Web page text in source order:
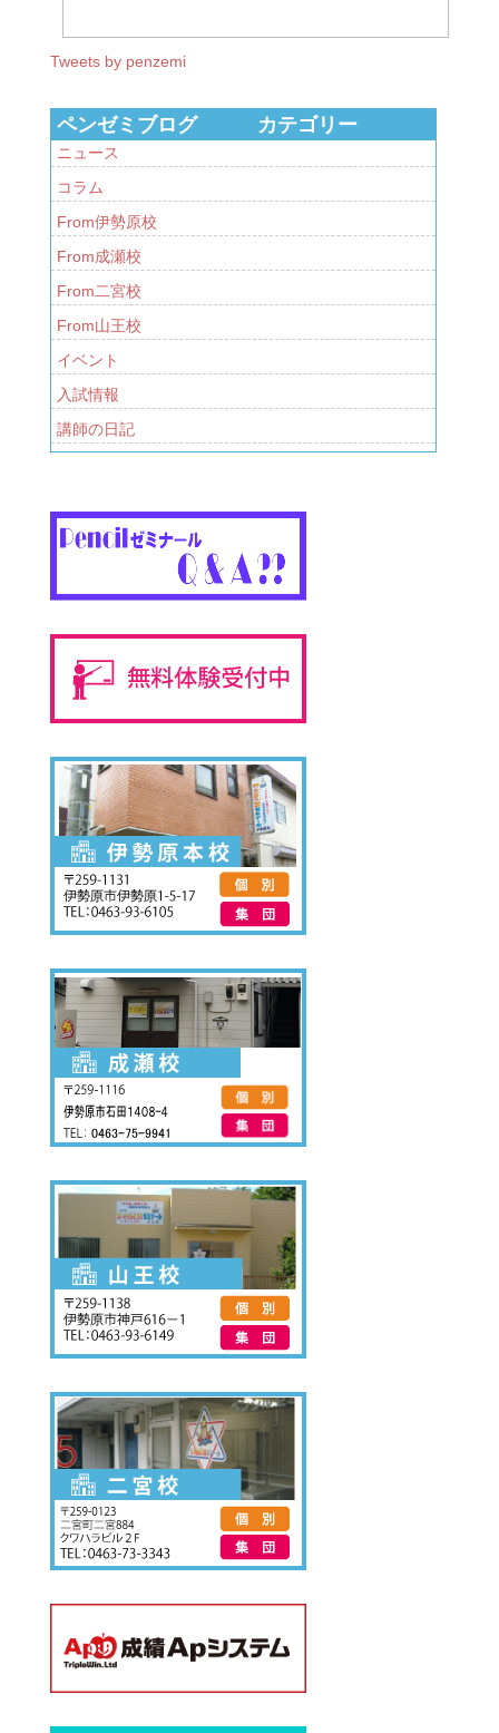
Tweets by penzemi
ペンゼミブログ カテゴリー
ニュース
コラム
From伊勢原校
From成瀬校
From二宮校
From山王校
イベント
入試情報
講師の日記